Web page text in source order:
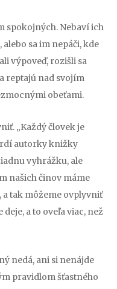
spokojných. Nebaví ich
sa im nepáči, kde
výpoveď, rozišli sa
reptajú nad svojím
obeťami.
„Každý človek je
autorky knižky
vyhrážku, ale
našich činov máme
a tak môžeme ovplyvniť
a to oveľa viac, než
nedá, ani si nenájde
pravidlom šťastného